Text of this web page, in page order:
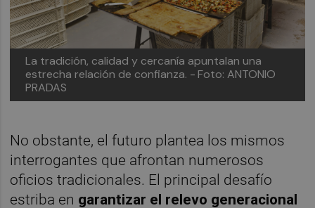
La tradición, calidad y cercanía apuntalan una
estrecha relación de confianza. - Foto: ANTONIO
PRADAS
No obstante, el futuro plantea los mismos
interrogantes que afrontan numerosos
oficios tradicionales. El principal desafío
estriba en garantizar el relevo generacional